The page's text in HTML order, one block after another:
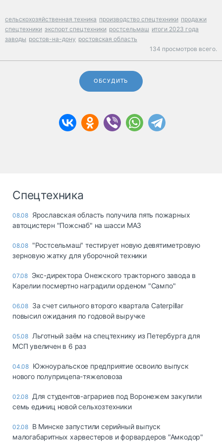
сельскохозяйственная техника производство спецтехники продажи
спецтехники экспорт спецтехники ростсельмаш итоги 2023 года
заводы ростов-на-дону ростовская область
134 просмотров всего.
ОБСУДИТЬ
Спецтехника
08.08 Ярославская область получила пять пожарных
автоцистерн "Пожснаб" на шасси МАЗ
08.08 "Ростсельмаш" тестирует новую девятиметровую
зерновую жатку для уборочной техники
07.08 Экс-директора Онежского тракторного завода в
Карелии посмертно наградили орденом "Сампо"
06.08 За счет сильного второго квартала Caterpillar
повысил ожидания по годовой выручке
05.08 Льготный заём на спецтехнику из Петербурга для
МСП увеличен в 6 раз
04.08 Южноуральское предприятие освоило выпуск
нового полуприцепа-тяжеловоза
02.08 Для студентов-аграриев под Воронежем закупили
семь единиц новой сельхозтехники
02.08 В Минске запустили серийный выпуск
малогабаритных харвестеров и форвардеров "Амкодор"